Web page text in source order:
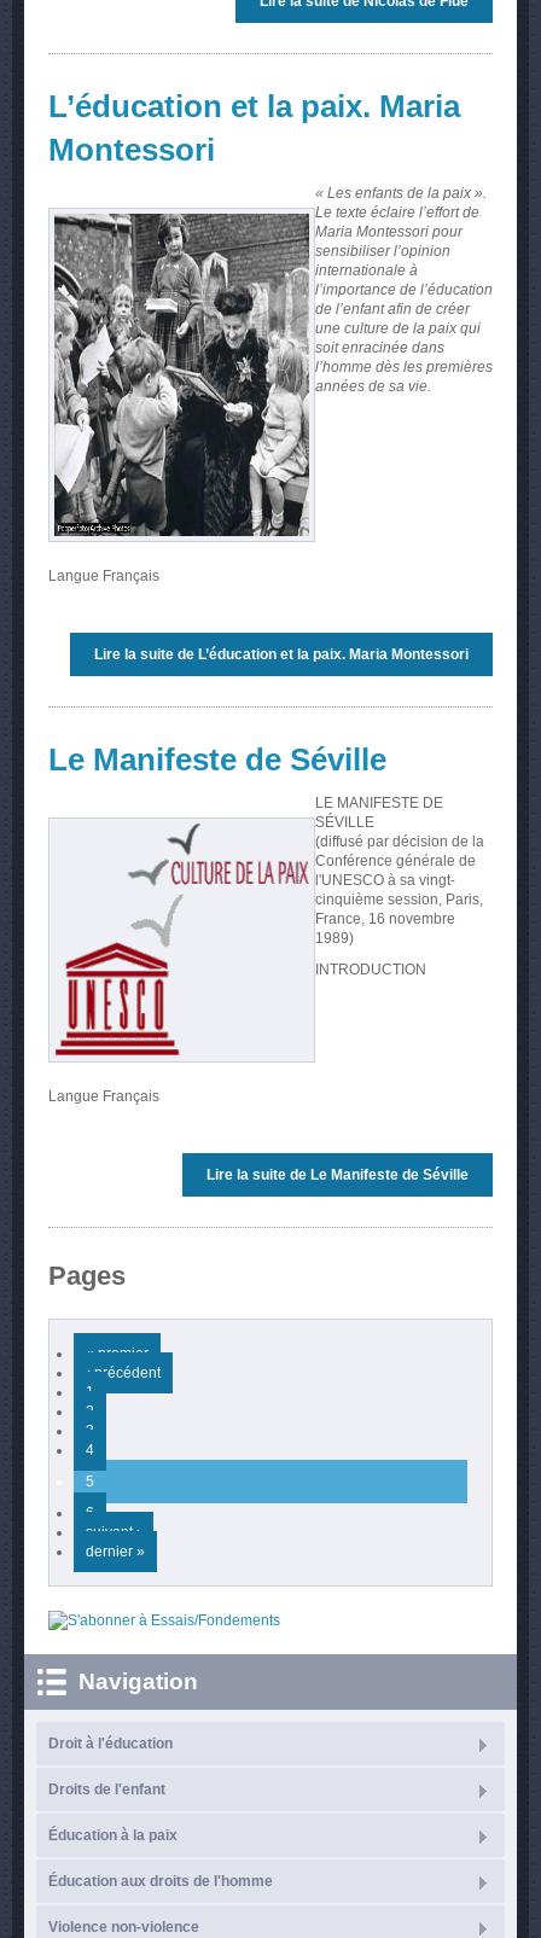
L’éducation et la paix. Maria
Montessori
« Les enfants de la paix ».
Le texte éclaire l’effort de
Maria Montessori pour
sensibiliser l’opinion
internationale à
l’importance de l’éducation
de l’enfant afin de créer
une culture de la paix qui
soit enracinée dans
l’homme dès les premières
années de sa vie.
Langue Français
Lire la suite de L’éducation et la paix. Maria Montessori
Le Manifeste de Séville
LE MANIFESTE DE
SÉVILLE
(diffusé par décision de la
Conférence générale de
l'UNESCO à sa vingt-
cinquième session, Paris,
France, 16 novembre
1989)
INTRODUCTION
Langue Français
Lire la suite de Le Manifeste de Séville
Pages
« premier
‹ précédent
1
2
3
4
5
6
suivant ›
dernier »
Navigation
Droit à l'éducation
Droits de l'enfant
Éducation à la paix
Éducation aux droits de l'homme
Violence non-violence